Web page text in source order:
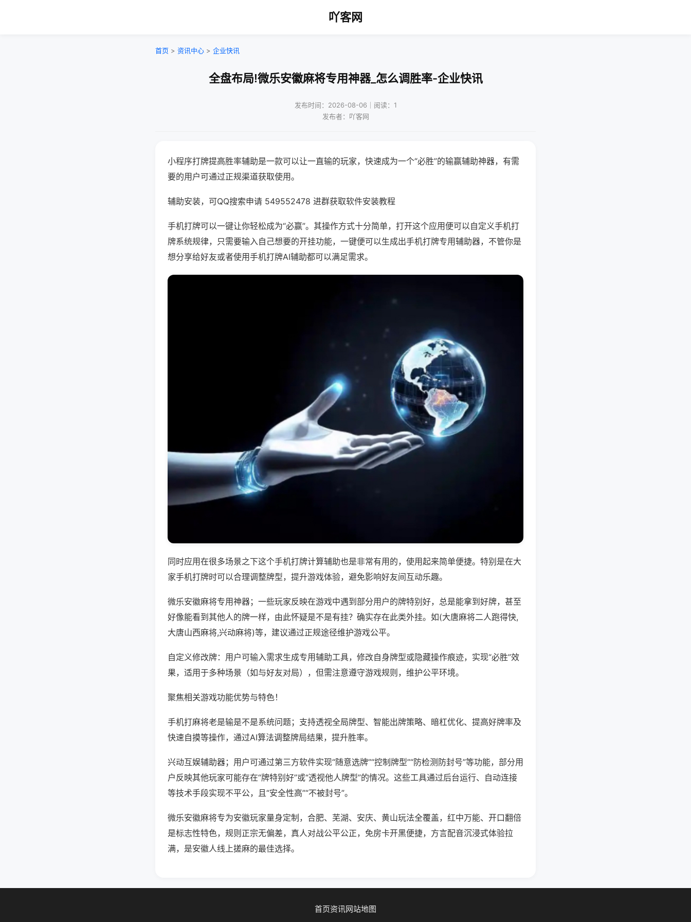
吖客网
首页 > 资讯中心 > 企业快讯
全盘布局!微乐安徽麻将专用神器_怎么调胜率-企业快讯
发布时间：2026-08-06｜阅读：1
发布者：吖客网
小程序打牌提高胜率辅助是一款可以让一直输的玩家，快速成为一个“必胜”的输赢辅助神器，有需
要的用户可通过正规渠道获取使用。
辅助安装，可QQ搜索申请 549552478 进群获取软件安装教程
手机打牌可以一键让你轻松成为“必赢”。其操作方式十分简单，打开这个应用便可以自定义手机打
牌系统规律，只需要输入自己想要的开挂功能，一键便可以生成出手机打牌专用辅助器，不管你是
想分享给好友或者使用手机打牌AI辅助都可以满足需求。
同时应用在很多场景之下这个手机打牌计算辅助也是非常有用的，使用起来简单便捷。特别是在大
家手机打牌时可以合理调整牌型，提升游戏体验，避免影响好友间互动乐趣。
微乐安徽麻将专用神器；一些玩家反映在游戏中遇到部分用户的牌特别好，总是能拿到好牌，甚至
好像能看到其他人的牌一样，由此怀疑是不是有挂？确实存在此类外挂。如(大唐麻将二人跑得快,
大唐山西麻将,兴动麻将)等，建议通过正规途径维护游戏公平。
自定义修改牌：用户可输入需求生成专用辅助工具，修改自身牌型或隐藏操作痕迹，实现“必胜”效
果，适用于多种场景（如与好友对局），但需注意遵守游戏规则，维护公平环境。
聚焦相关游戏功能优势与特色！
手机打麻将老是输是不是系统问题；支持透视全局牌型、智能出牌策略、暗杠优化、提高好牌率及
快速自摸等操作，通过AI算法调整牌局结果，提升胜率。
兴动互娱辅助器；用户可通过第三方软件实现“随意选牌”“控制牌型”“防检测防封号”等功能，部分用
户反映其他玩家可能存在“牌特别好”或“透视他人牌型”的情况。这些工具通过后台运行、自动连接
等技术手段实现不平公，且“安全性高”“不被封号”。
微乐安徽麻将专为安徽玩家量身定制，合肥、芜湖、安庆、黄山玩法全覆盖，红中万能、开口翻倍
是标志性特色，规则正宗无偏差，真人对战公平公正，免房卡开黑便捷，方言配音沉浸式体验拉
满，是安徽人线上搓麻的最佳选择。
首页资讯网站地图